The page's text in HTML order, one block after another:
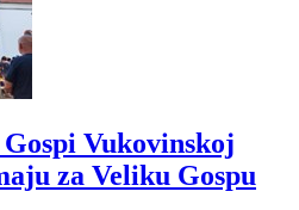
Vukovinskoj
za Veliku Gospu